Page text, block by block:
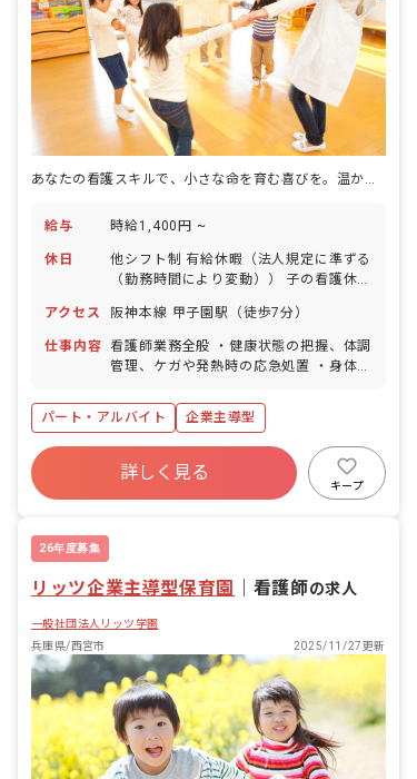
あなたの看護スキルで、小さな命を育む喜びを。温かい環境で、新しい一歩を踏み出しませんか？
給与 時給1,400円 ~
休日
他シフト制 有給休暇（法人規定に準ずる
（勤務時間により変動）） 子の看護休
暇/介護休暇・休業・産休･育休制度・特
別休暇
アクセス 阪神本線 甲子園駅（徒歩7分）
仕事内容
看護師業務全般 ・健康状態の把握、体調
管理、ケガや発熱時の応急処置 ・身体測
成 ・保護者様への連絡や体調不良児のア
ドバイス ・絵本の読み聞かせや遊び、身
の回りの世話、片付け等 ■園児年齢層：
0～2歳児
パート・アルバイト 企業主導型
詳しく見る
キープ
26年度募集
リッツ企業主導型保育園 看護師の求人
一般社団法人リッツ学園
兵庫県/西宮市
2025/11/27更新